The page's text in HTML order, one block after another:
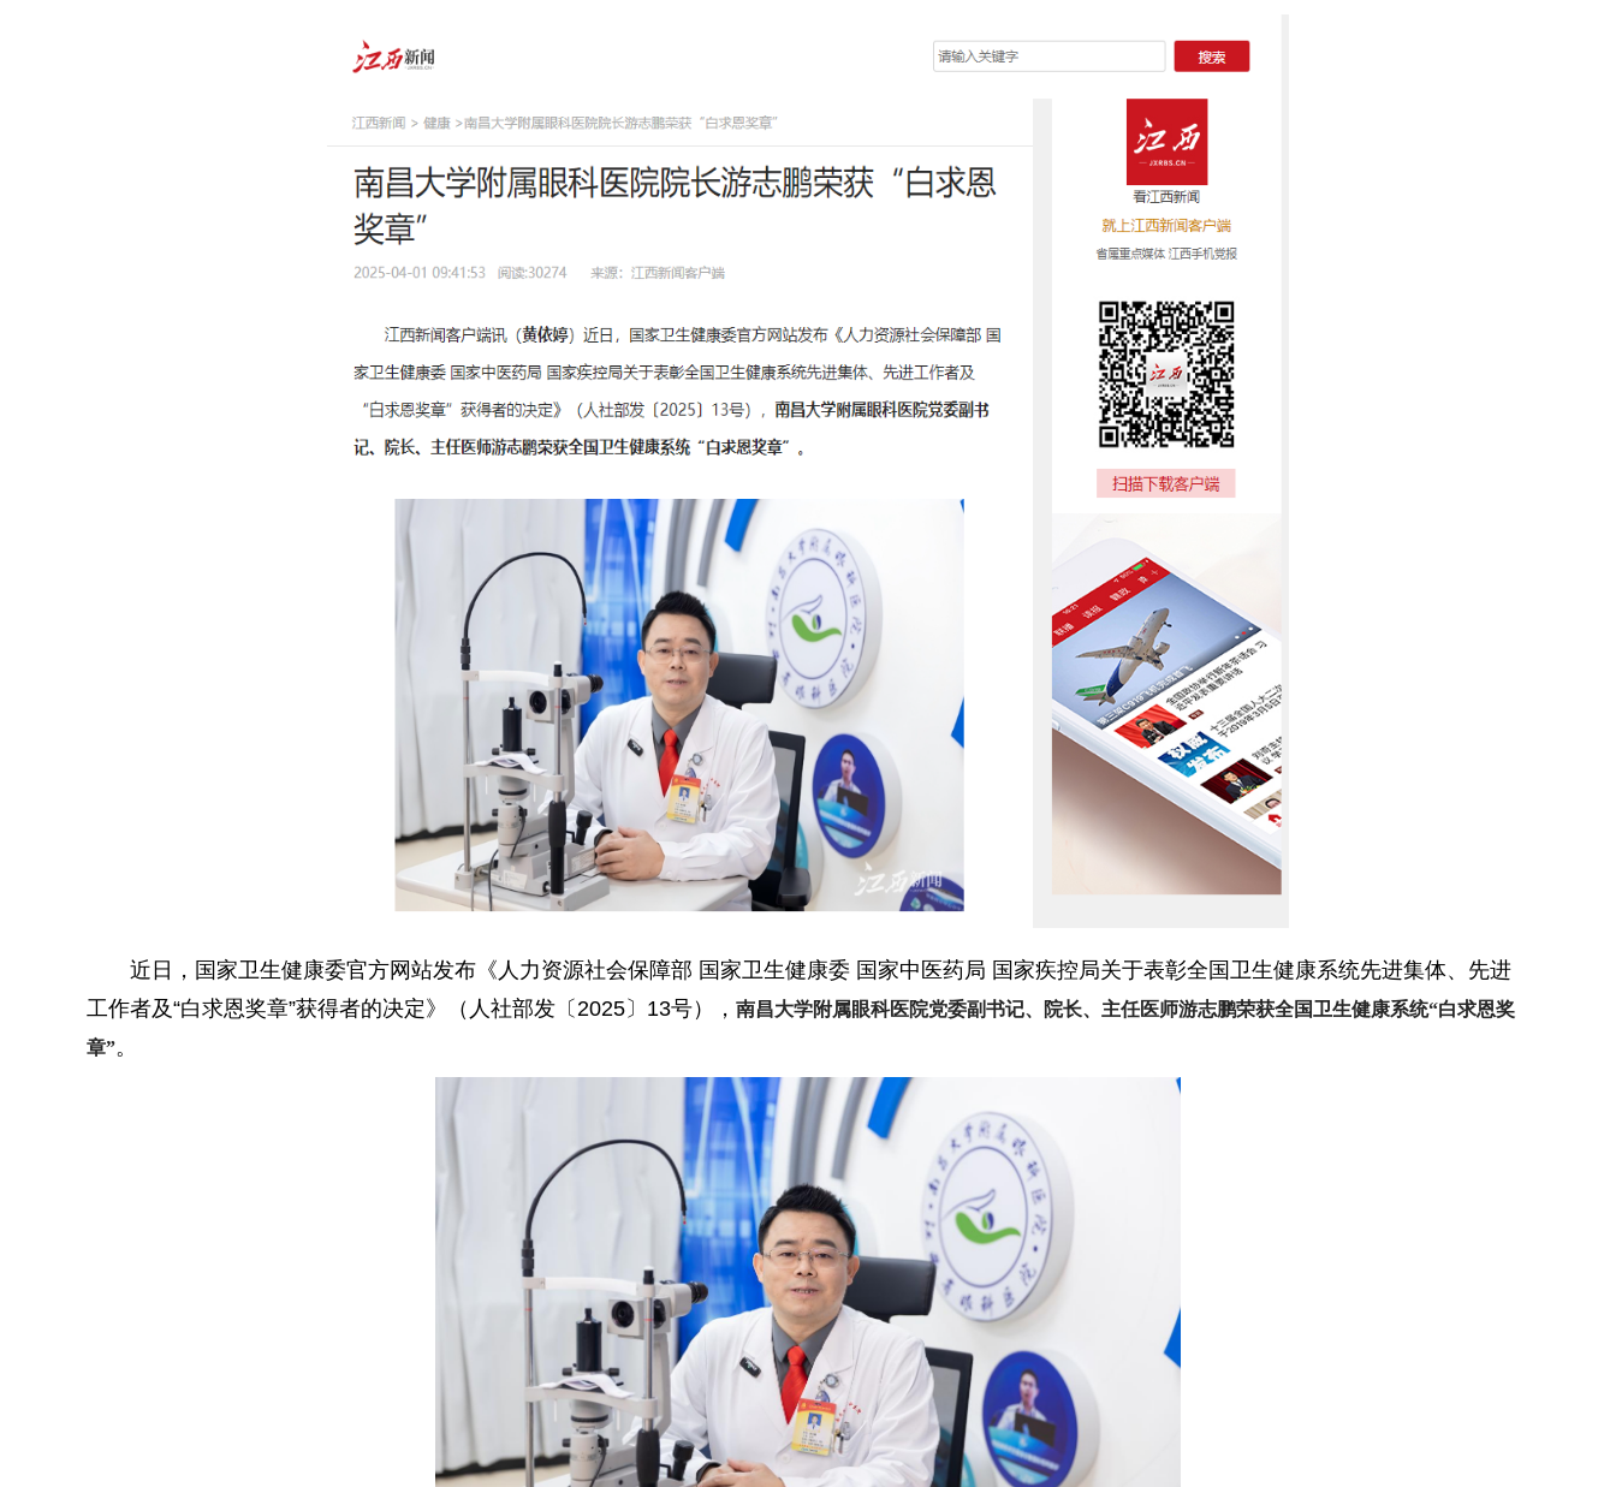
近日，国家卫生健康委官方网站发布《人力资源社会保障部 国家卫生健康委 国家中医药局 国家疾控局关于表彰全国卫生健康系统先进集体、先进
工作者及“白求恩奖章”获得者的决定》（人社部发〔2025〕13号）， 南昌大学附属眼科医院党委副书记、院长、主任医师游志鹏荣获全国卫生健康系统“白求恩奖
章”。